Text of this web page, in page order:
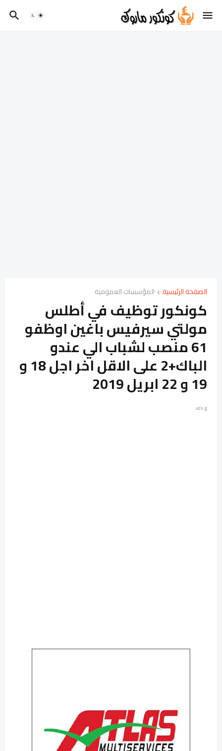
الصفحة الرئيسية المؤسسات العمومية
كونكور توظيف في أطلس
مولتي سيرفيس باغين اوظفو
61 منصب لشباب الي عندو
الباك+2 على الاقل اخر اجل 18 و
19 و 22 ابريل 2019
ads g